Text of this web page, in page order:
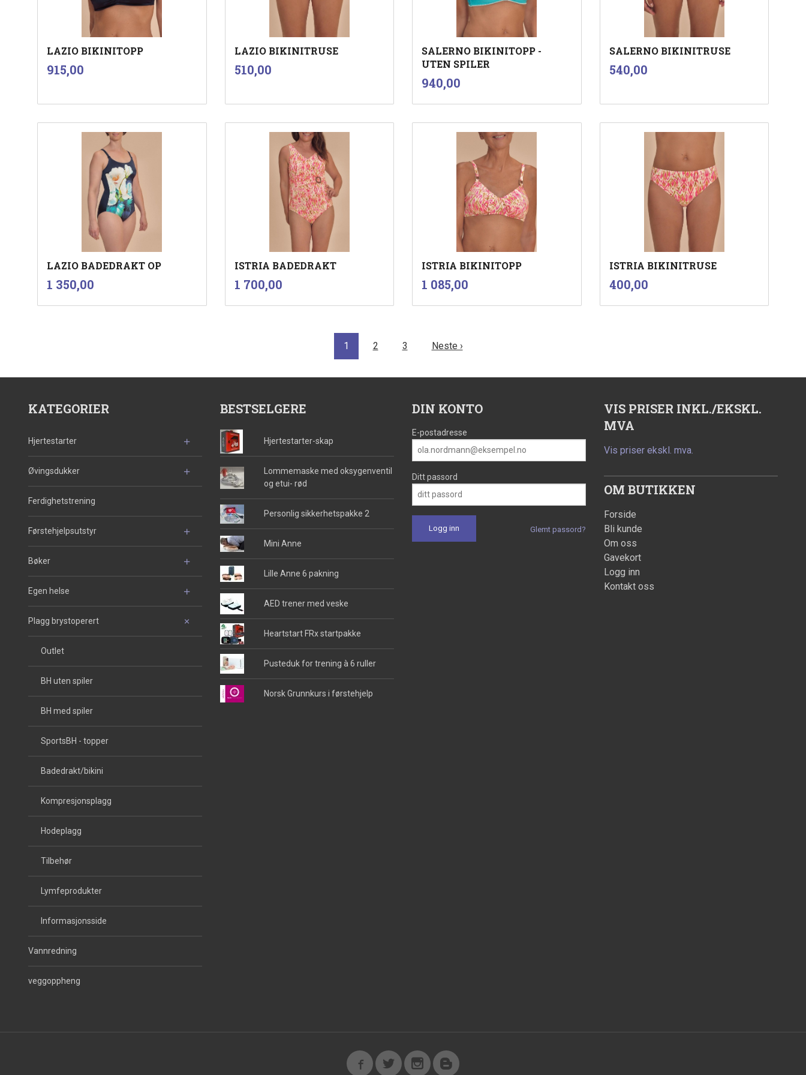
LAZIO BIKINITOPP
Pris
915,00
Les mer
LAZIO BIKINITRUSE
Pris
510,00mva.
Les mer
SALERNO BIKINITOPP -
UTEN SPILER
Pris
940,00
Les mer
SALERNO BIKINITRUSE
Pris
540,00mva.
Les mer
LAZIO BADEDRAKT OP
Pris
1 350,00
ISTRIA BADEDRAKT
Pris
1 700,00mva.
ISTRIA BIKINITOPP
Pris
1 085,00
ISTRIA BIKINITRUSE
Pris
400,00mva.
1
2 3 Neste ›
KATEGORIER
Hjertestarter
Øvingsdukker
Ferdighetstrening
Førstehjelpsutstyr
Bøker
Egen helse
Plagg brystoperert
Outlet
BH uten spiler
BH med spiler
SportsBH - topper
Badedrakt/bikini
Kompresjonsplagg
Hodeplagg
Tilbehør
Lymfeprodukter
Informasjonsside
Vannredning
veggoppheng
BESTSELGERE
Hjertestarter-skap
Lommemaske med oksygenventil
og etui- rød
Personlig sikkerhetspakke 2
Mini Anne
Lille Anne 6 pakning
AED trener med veske
Heartstart FRx startpakke
Pusteduk for trening à 6 ruller
Norsk Grunnkurs i førstehjelp
DIN KONTO
E-postadresse
Ditt passord
Glemt passord?
VIS PRISER INKL./EKSKL.
MVA
Vis priser ekskl. mva.
OM BUTIKKEN
Forside
Bli kunde
Om oss
Gavekort
Logg inn
Kontakt oss